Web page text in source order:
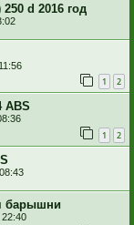
d 2016 год
1 2
ABS
1 2
барышни